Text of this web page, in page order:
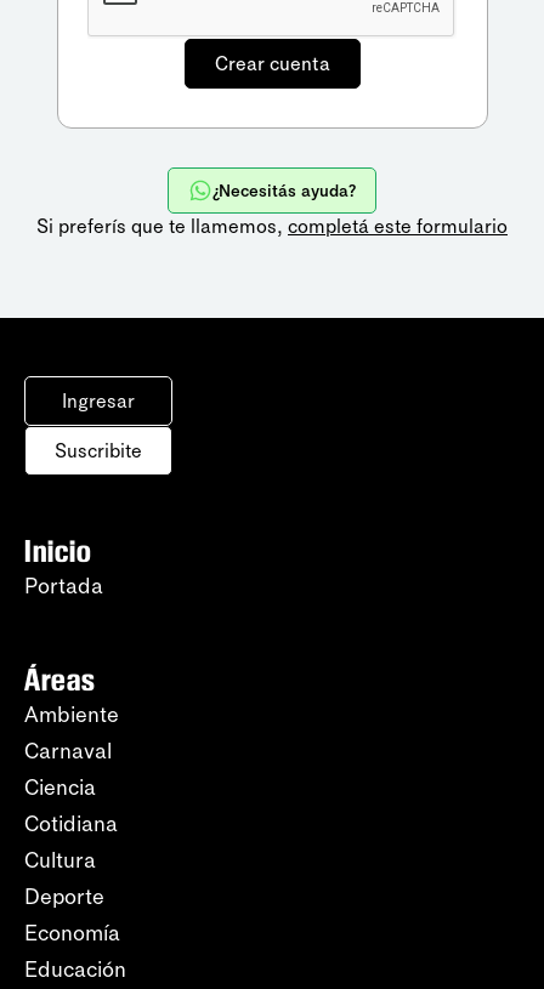
¿Necesitás ayuda?
Si preferís que te llamemos, completá este formulario
Ingresar
Suscribite
Inicio
Portada
Áreas
Ambiente
Carnaval
Ciencia
Cotidiana
Cultura
Deporte
Economía
Educación